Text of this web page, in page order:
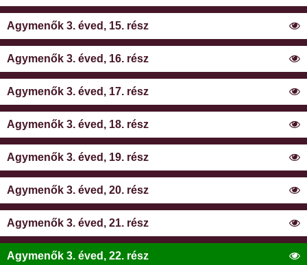
Agymenők 3. éved, 15. rész
Agymenők 3. éved, 16. rész
Agymenők 3. éved, 17. rész
Agymenők 3. éved, 18. rész
Agymenők 3. éved, 19. rész
Agymenők 3. éved, 20. rész
Agymenők 3. éved, 21. rész
Agymenők 3. éved, 22. rész